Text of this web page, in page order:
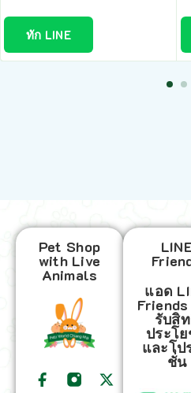
ทัก LINE
Pet Shop
with Live
Animals
แอด
Friends
รับสิ
ประโ
และโป
ชั่น